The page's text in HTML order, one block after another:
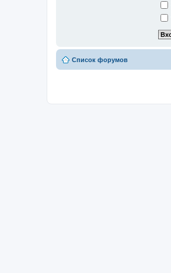
Список форумов